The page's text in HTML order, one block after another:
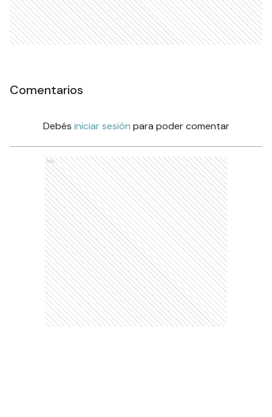
Comentarios
Debés iniciar sesión para poder comentar
Ads